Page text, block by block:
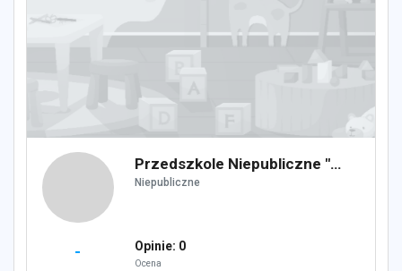
Przedszkole Niepubliczne "Wyspa skarbów"
Niepubliczne
- Opinie: 0
Ocena